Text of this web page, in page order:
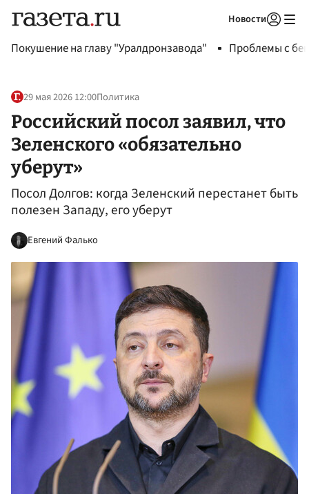
Новости
Покушение на главу "Уралдронзавода" Проблемы с
29 мая 2026 12:00Политика
Российский посол заявил, что
Зеленского «обязательно
уберут»
Посол Долгов: когда Зеленский перестанет быть
полезен Западу, его уберут
Евгений Фалько